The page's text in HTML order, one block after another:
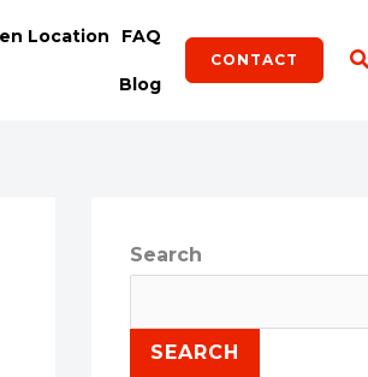
Location FAQ
Blog
CONTACT
Search
SEARCH